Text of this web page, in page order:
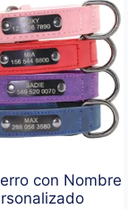
con Nombre